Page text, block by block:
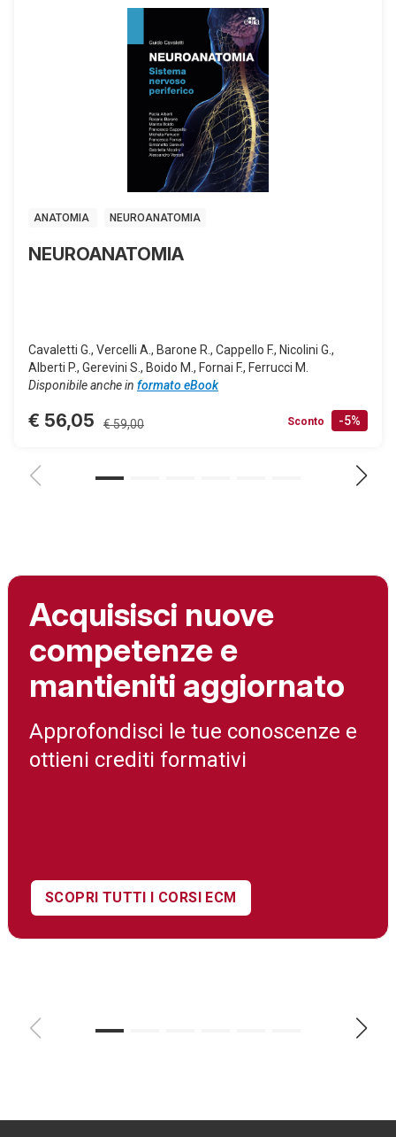
ANATOMIA NEUROANATOMIA
NEUROANATOMIA
Cavaletti G., Vercelli A., Barone R., Cappello F., Nicolini G.,
Alberti P., Gerevini S., Boido M., Fornai F., Ferrucci M.
Disponibile anche in formato eBook
€ 56,05 € 59,00 Sconto -5%
Acquisisci nuove
competenze e
mantieniti aggiornato
Approfondisci le tue conoscenze e
ottieni crediti formativi
SCOPRI TUTTI I CORSI ECM